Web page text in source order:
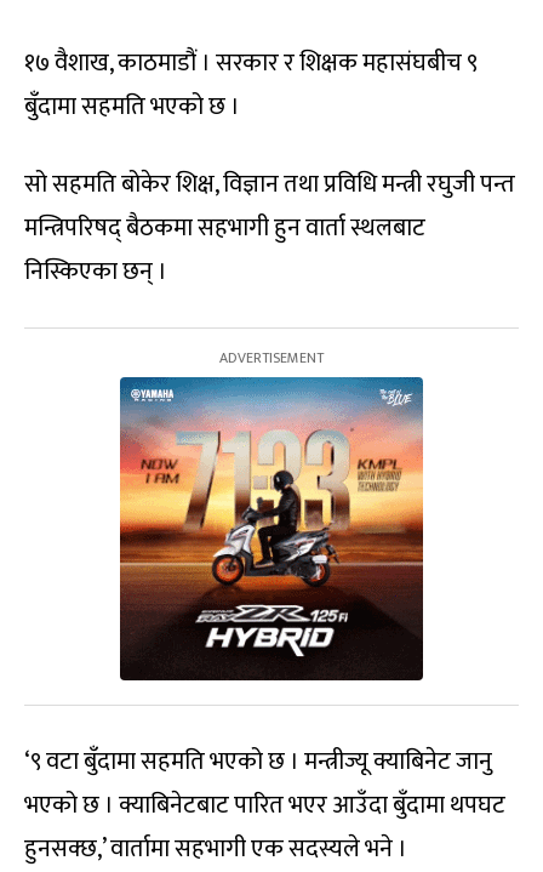
१७ वैशाख, काठमाडौं । सरकार र शिक्षक महासंघबीच ९
बुँदामा सहमति भएको छ ।
सो सहमति बोकेर शिक्ष, विज्ञान तथा प्रविधि मन्त्री रघुजी पन्त
मन्त्रिपरिषद् बैठकमा सहभागी हुन वार्ता स्थलबाट
निस्किएका छन् ।
‘९ वटा बुँदामा सहमति भएको छ । मन्त्रीज्यू क्याबिनेट जानु
भएको छ । क्याबिनेटबाट पारित भएर आउँदा बुँदामा थपघट
हुनसक्छ,’ वार्तामा सहभागी एक सदस्यले भने ।